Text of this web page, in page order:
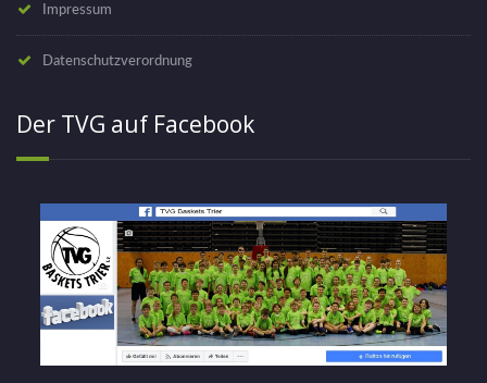
Impressum
Datenschutzverordnung
Der TVG auf Facebook